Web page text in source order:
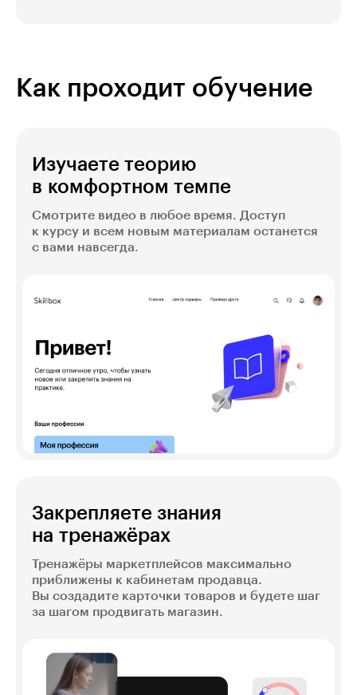
Как проходит обучение
Изучаете теорию
в комфортном темпе
Смотрите видео в любое время. Доступ
к курсу и всем новым материалам останется
с вами навсегда.
Закрепляете знания
на тренажёрах
Тренажёры маркетплейсов максимально
приближены к кабинетам продавца.
Вы создадите карточки товаров и будете шаг
за шагом продвигать магазин.